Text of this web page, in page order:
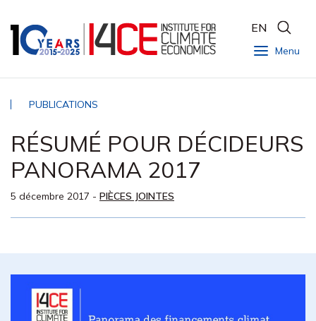
Menu
EN
PUBLICATIONS
RÉSUMÉ POUR DÉCIDEURS
PANORAMA 2017
5 décembre 2017 - PIÈCES JOINTES